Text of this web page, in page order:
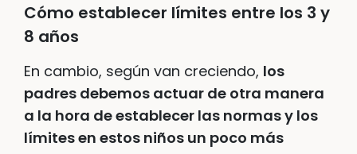
Cómo establecer límites entre los 3 y
8 años
En cambio, según van creciendo, los
padres debemos actuar de otra manera
a la hora de establecer las normas y los
límites en estos niños un poco más